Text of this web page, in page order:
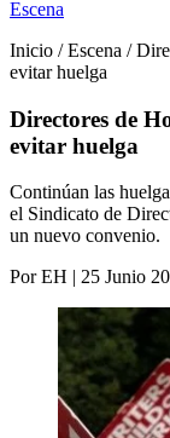
Escena
Inicio / Escena /
evitar huelga
Directores de
evitar huelga
Continúan las
el Sindicato de
un nuevo convenio.
Por EH | 25 Junio